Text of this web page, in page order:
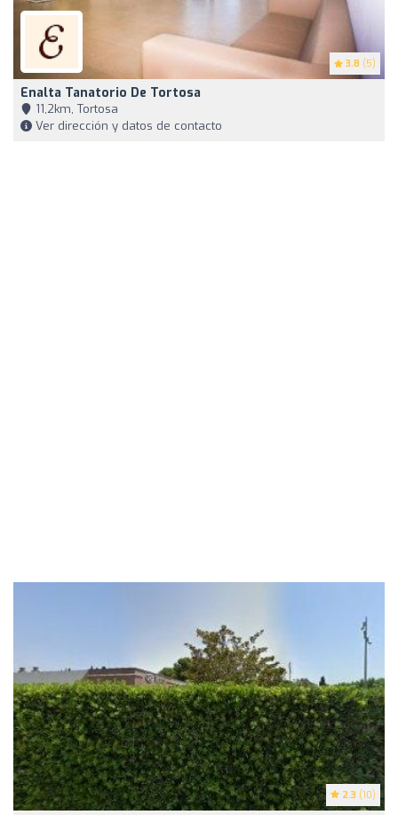
3.8 (5)
Enalta Tanatorio De Tortosa
11,2km, Tortosa
Ver dirección y datos de contacto
2.3 (10)